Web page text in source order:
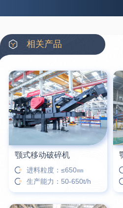
42分钟前 蒋先生留言：硬岩
3分钟前 王先生留言：水泥厂熟料
6分钟前 姚女士留言：这款破碎机一
12分钟前 宋先生留言：50吨左
16分钟前 柳先生留言：洗石
相关产品
颚式移动破碎机
进料粒度：≤650㎜
生产能力：50-650t/h